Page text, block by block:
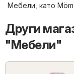
Мебели , като
Други
"Мебели"